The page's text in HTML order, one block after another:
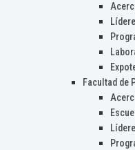
Facultad de